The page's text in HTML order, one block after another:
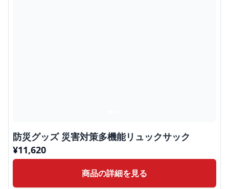
防災グッズ 災害対策多機能リュックサック
¥11,620
商品の詳細を見る